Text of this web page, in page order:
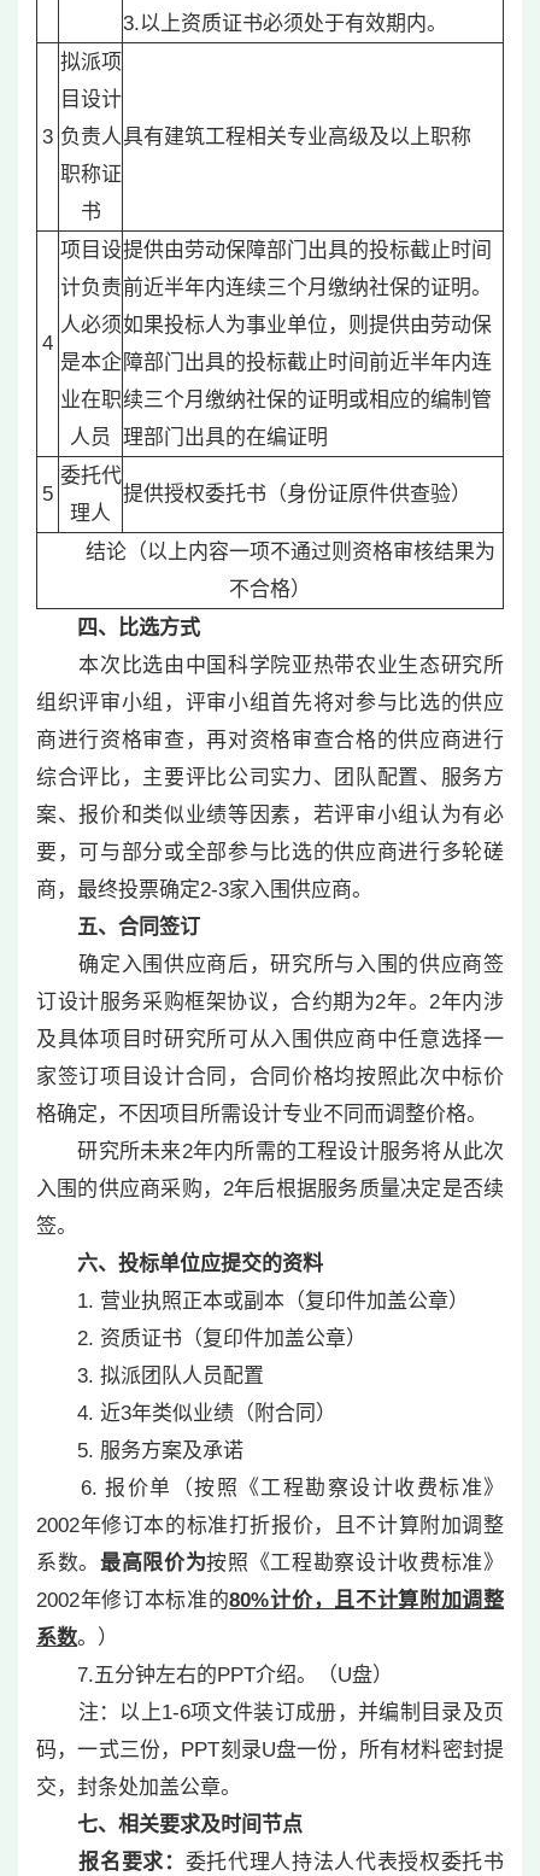
3.以上资质证书必须处于有效期内。
3
拟派项
目设计
负责人
职称证
书
具有建筑工程相关专业高级及以上职称
4
项目设
计负责
人必须
是本企
业在职
人员
提供由劳动保障部门出具的投标截止时间
前近半年内连续三个月缴纳社保的证明。
如果投标人为事业单位，则提供由劳动保
障部门出具的投标截止时间前近半年内连
续三个月缴纳社保的证明或相应的编制管
理部门出具的在编证明
5
委托代
理人
提供授权委托书（身份证原件供查验）
结论（以上内容一项不通过则资格审核结果为
不合格）
四、比选方式
本次比选由中国科学院亚热带农业生态研究所
组织评审小组，评审小组首先将对参与比选的供应
商进行资格审查，再对资格审查合格的供应商进行
综合评比，主要评比公司实力、团队配置、服务方
案、报价和类似业绩等因素，若评审小组认为有必
要，可与部分或全部参与比选的供应商进行多轮磋
商，最终投票确定2-3家入围供应商。
五、合同签订
确定入围供应商后，研究所与入围的供应商签
订设计服务采购框架协议，合约期为2年。2年内涉
及具体项目时研究所可从入围供应商中任意选择一
家签订项目设计合同，合同价格均按照此次中标价
格确定，不因项目所需设计专业不同而调整价格。
研究所未来2年内所需的工程设计服务将从此次
入围的供应商采购，2年后根据服务质量决定是否续
签。
六、投标单位应提交的资料
1. 营业执照正本或副本（复印件加盖公章）
2. 资质证书（复印件加盖公章）
3. 拟派团队人员配置
4. 近3年类似业绩（附合同）
5. 服务方案及承诺
6. 报价单（按照《工程勘察设计收费标准》
2002年修订本的标准打折报价，且不计算附加调整
系数。 最高限价为按照《工程勘察设计收费标准》
2002年修订本标准的80%计价，且不计算附加调整
系数。）
7.五分钟左右的PPT介绍。（U盘）
注：以上1-6项文件装订成册，并编制目录及页
码，一式三份，PPT刻录U盘一份，所有材料密封提
交，封条处加盖公章。
七、相关要求及时间节点
报名要求： 委托代理人持法人代表授权委托书